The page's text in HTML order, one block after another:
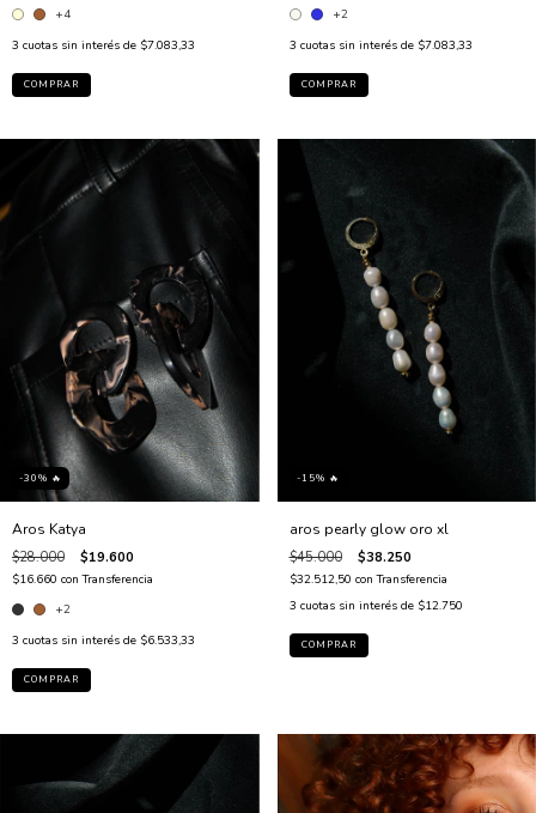
+4
3 cuotas sin interés de $7.083,33
COMPRAR
+2
3 cuotas sin interés de $7.083,33
COMPRAR
-30% 🔥
Aros Katya
$28.000 $19.600
$16.660 con Transferencia
+2
3 cuotas sin interés de $6.533,33
COMPRAR
-15% 🔥
aros pearly glow oro xl
$45.000 $38.250
$32.512,50 con Transferencia
3 cuotas sin interés de $12.750